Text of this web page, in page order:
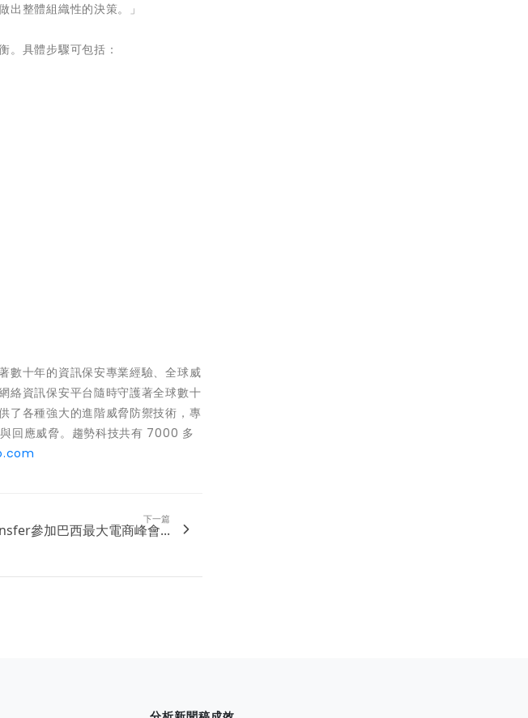
整體組織性的決策。」
。具體步驟可包括：
數十年的資訊保安專業經驗、全球威
絡資訊保安平台隨時守護著全球數十
了各種強大的進階威脅防禦技術，專
回應威脅。趨勢科技共有 7000 多
下一篇
參加巴西最大電商峰會...